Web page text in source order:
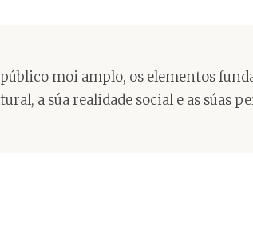
moi amplo, os elementos
a súa realidade social e as súas